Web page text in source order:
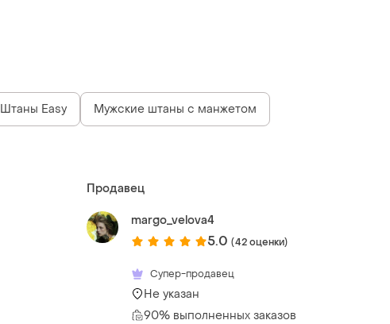
Штаны Easy Мужские штаны с манжетом
Продавец
margo_velova4
5.0 (42 оценки)
Супер-продавец
Не указан
90% выполненных заказов